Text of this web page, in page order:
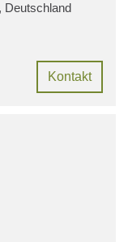
Deutschland
Kontakt